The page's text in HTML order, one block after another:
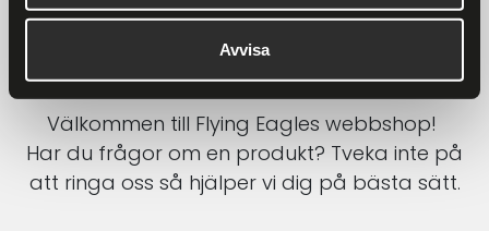
Avvisa
Välkommen till Flying Eagles webbshop!
Har du frågor om en produkt? Tveka inte på
att ringa oss så hjälper vi dig på bästa sätt.